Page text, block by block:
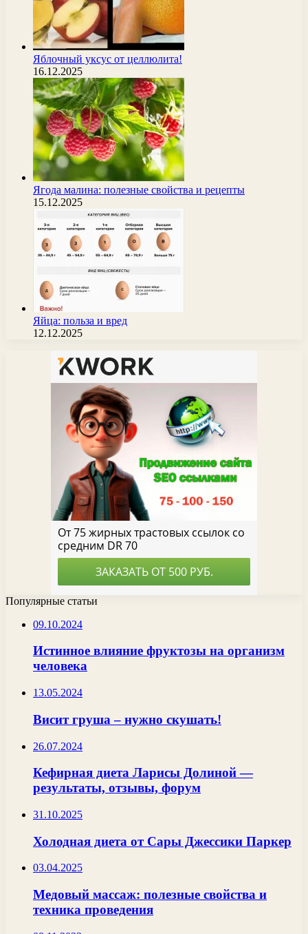
Яблочный уксус от целлюлита!
16.12.2025
Ягода малина: полезные свойства и рецепты
15.12.2025
Яйца: польза и вред
12.12.2025
Популярные статьи
09.10.2024
Истинное влияние фруктозы на организм
человека
13.05.2024
Висит груша – нужно скушать!
26.07.2024
Кефирная диета Ларисы Долиной —
результаты, отзывы, форум
31.10.2025
Холодная диета от Сары Джессики Паркер
03.04.2025
Медовый массаж: полезные свойства и
техника проведения